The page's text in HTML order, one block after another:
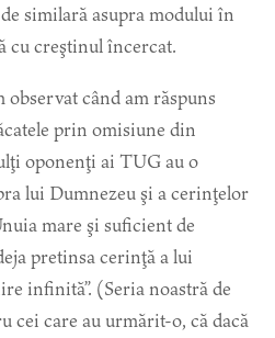
similară asupra modului în
cu creştinul încercat.
observat când am răspuns
prin omisiune din
oponenţi ai TUG au o
lui Dumnezeu şi a cerinţelor
mare şi suficient de
pretinsa cerinţă a lui
infinită”. (Seria noastră de
cei care au urmărit-o, că dacă